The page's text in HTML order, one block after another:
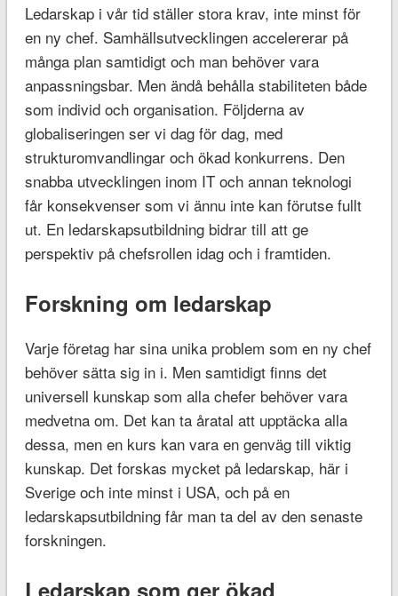
Ledarskap i vår tid ställer stora krav, inte minst för
en ny chef. Samhällsutvecklingen accelererar på
många plan samtidigt och man behöver vara
anpassningsbar. Men ändå behålla stabiliteten både
som individ och organisation. Följderna av
globaliseringen ser vi dag för dag, med
strukturomvandlingar och ökad konkurrens. Den
snabba utvecklingen inom IT och annan teknologi
får konsekvenser som vi ännu inte kan förutse fullt
ut. En ledarskapsutbildning bidrar till att ge
perspektiv på chefsrollen idag och i framtiden.
Forskning om ledarskap
Varje företag har sina unika problem som en ny chef
behöver sätta sig in i. Men samtidigt finns det
universell kunskap som alla chefer behöver vara
medvetna om. Det kan ta åratal att upptäcka alla
dessa, men en kurs kan vara en genväg till viktig
kunskap. Det forskas mycket på ledarskap, här i
Sverige och inte minst i USA, och på en
ledarskapsutbildning får man ta del av den senaste
forskningen.
Ledarskap som ger ökad